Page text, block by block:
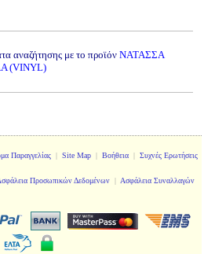
αναζήτησης με το προϊόν ΝΑΤΑΣΣΑ
(VINYL)
Παραγγελίας| Site Map| Βοήθεια| Συχνές Ερωτήσεις
Προσωπικών Δεδομένων | Ασφάλεια Συναλλαγών